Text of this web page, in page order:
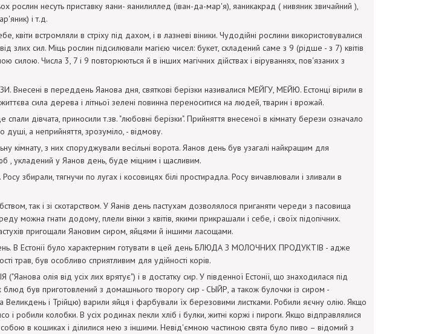
рослин несуть приставку яани- яанилиллед (іван-да-мар'я), яаникакрад ( нивяник звичайний ),
і т.д.
квіти встромляли в стріху під дахом, і в лазневі віники. Чудодійні рослини використовувалися
злих сил. Міць рослин підсилювали магією чисел: букет, складений саме з 9 (рідше - з 7) квітів
силою. Числа 3, 7 і 9 повторюються й в інших магічних дійствах і віруваннях, пов'язаних з
Внесені в переддень Яанова дня, святкові берізки називалися МЕЙГУ, МЕЙЮ. Естонці вірили в
сила дерева і літньої зелені повинна переноситися на людей, тварин і врожай.
дівчата, приносили т.зв. "любовні берізки". Прийняття внесеної в кімнату берези означало
а неприйняття, зрозуміло, - відмову.
кімнату, з них споруджували весільні ворота. Яанов день був узагалі найкращим для
, укладений у Яанов день, буде міцним і щасливим.
збирали, тягнучи по лугах і косовицях білі простирадла. Росу вичавлювали і зливали в
так і зі скотарством. У Яанів день пастухам дозволялося приганяти череди з пасовища
можна гнати додому, плели вінки з квітів, якими прикрашали і себе, і своїх підопічних.
пригощали Яановим сиром, яйцями й іншими ласощами.
В Естонії було характерним готувати в цей день БЛЮДА З МОЛОЧНИХ ПРОДУКТІВ - адже
трав, був особливо сприятливим для удійності корів.
олія від усіх лих врятує") і в достатку сир. У південної Естонії, що знаходилася під
блюд був приготовлений з домашнього творогу сир - СЫЙР, а також булочки із сиром -
і Трійцю) варили яйця і фарбували їх березовими листками. Робили яєчну олію. Якщо
і робили колобки. В усіх родинах пекли хліб і булки, житні коржі і пироги. Якщо відправлялися
в кошиках і ділилися нею з іншими. Невід'ємною частиною свята було пиво – відомий з